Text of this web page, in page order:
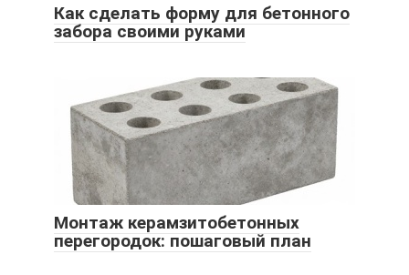
Как сделать форму для бетонного
забора своими руками
Монтаж керамзитобетонных
перегородок: пошаговый план